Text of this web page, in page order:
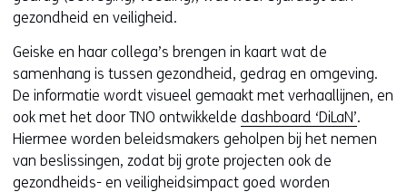
gezondheid en veiligheid.
Geiske en haar collega’s brengen in kaart wat de
samenhang is tussen gezondheid, gedrag en omgeving.
De informatie wordt visueel gemaakt met verhaallijnen, en
ook met het door TNO ontwikkelde dashboard ‘DiLaN’.
Hiermee worden beleidsmakers geholpen bij het nemen
van beslissingen, zodat bij grote projecten ook de
gezondheids- en veiligheidsimpact goed worden